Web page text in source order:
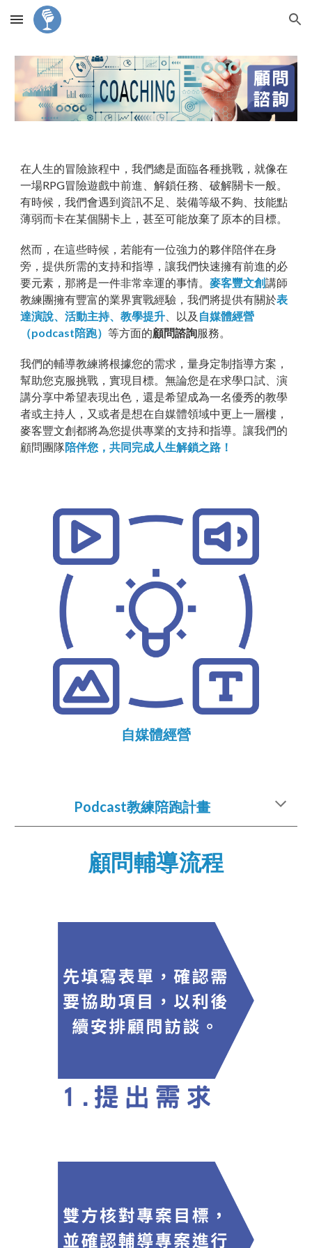
Skip to main content Skip to navigation
在人生的冒險旅程中，我們總是面臨各種挑戰，就像在
一場RPG冒險遊戲中前進、解鎖任務、破解關卡一般。
有時候，我們會遇到資訊不足、裝備等級不夠、技能點
薄弱而卡在某個關卡上，甚至可能放棄了原本的目標。
然而，在這些時候，若能有一位強力的夥伴陪伴在身
旁，提供所需的支持和指導，讓我們快速擁有前進的必
要元素，那將是一件非常幸運的事情。麥客豐文創講師
教練團擁有豐富的業界實戰經驗，我們將提供有關於表
達演說、活動主持、教學提升 、以及 自媒體經營
（podcast陪跑）等方面的顧問諮詢服務。
我們的輔導教練將根據您的需求，量身定制指導方案，
幫助您克服挑戰，實現目標。無論您是在求學口試、演
講分享中希望表現出色，還是希望成為一名優秀的教學
者或主持人，又或者是想在自媒體領域中更上一層樓，
麥客豐文創都將為您提供專業的支持和指導。讓我們的
顧問團隊陪伴您，共同完成人生解鎖之路！
自媒體經營
Podcast教練陪跑計畫
顧問輔導流程